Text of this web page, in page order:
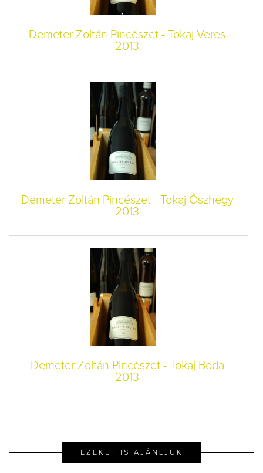
Demeter Zoltán Pincészet - Tokaj Veres
2013
Demeter Zoltán Pincészet - Tokaj Őszhegy
2013
Demeter Zoltán Pincészet - Tokaj Boda
2013
EZEKET IS AJÁNLJUK